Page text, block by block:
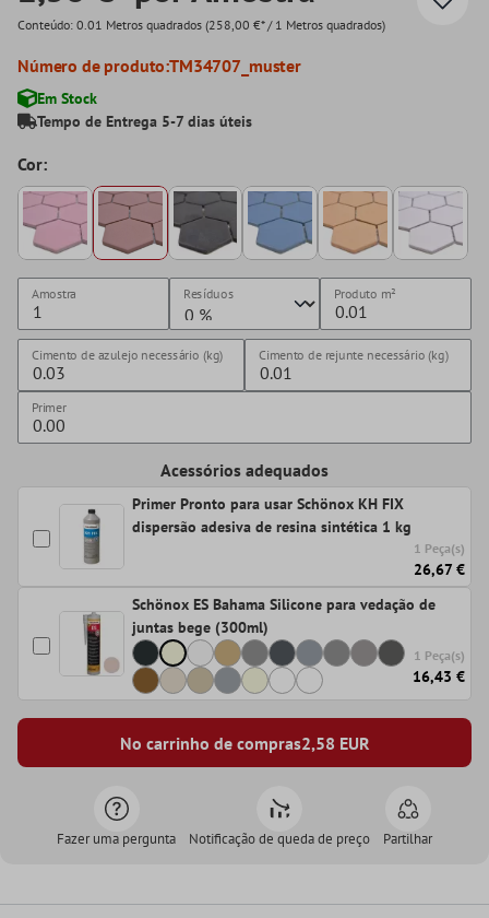
Conteúdo: 0.01 Metros quadrados (258,00 €* / 1 Metros quadrados)
Número de produto:TM34707_muster
Em Stock
Tempo de Entrega 5-7 dias úteis
Cor:
Amostra Resíduos Produto m²
Cimento de azulejo necessário (kg) Cimento de rejunte necessário (kg)
Primer
Acessórios adequados
Primer Pronto para usar Schönox KH FIX
dispersão adesiva de resina sintética 1 kg
1 Peça(s)
26,67 €
Schönox ES Bahama Silicone para vedação de
juntas bege (300ml)
1 Peça(s)
16,43 €
No carrinho de compras2,58 EUR
Fazer uma pergunta Notificação de queda de preço Partilhar